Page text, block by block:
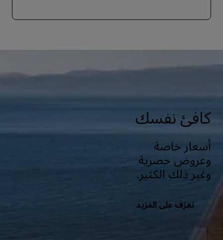
كافئ نفسك
أسعار خاصة
وعروض حصرية
وغير ذلك الكثير.
تعرّف على المزيد